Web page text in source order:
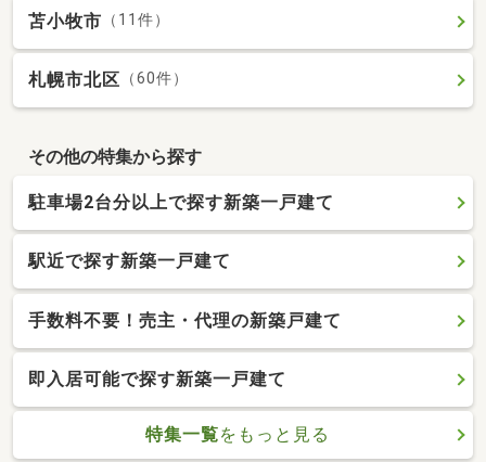
苫小牧市 （11件）
札幌市北区 （60件）
その他の特集から探す
駐車場2台分以上で探す新築一戸建て
駅近で探す新築一戸建て
手数料不要！売主・代理の新築戸建て
即入居可能で探す新築一戸建て
特集一覧をもっと見る